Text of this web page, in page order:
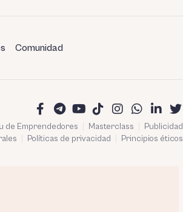
Comunidad
de Emprendedores Masterclass
Publicidad
Políticas de privacidad Principios éticos